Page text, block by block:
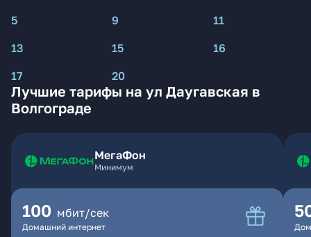
5
9
11
13
15
16
17
20
Лучшие тарифы на ул Даугавская в
Волгограде
МегаФон
Минимум
100 мбит/сек
Домашний интернет